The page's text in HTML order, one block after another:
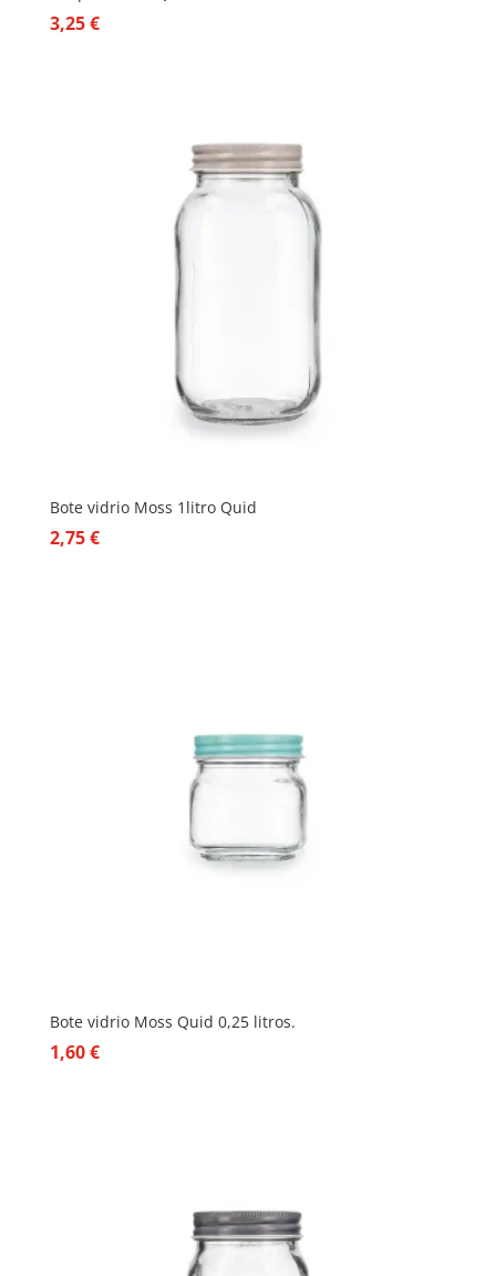
3,25€
Bote vidrio Moss 1litro Quid
2,75€
Bote vidrio Moss Quid 0,25 litros.
1,60€